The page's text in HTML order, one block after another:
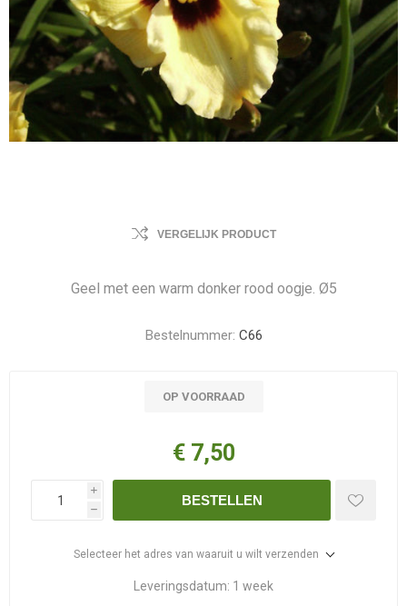
VERGELIJK PRODUCT
Geel met een warm donker rood oogje. Ø5
Bestelnummer: C66
OP VOORRAAD
€ 7,50
i
h
BESTELLEN
Selecteer het adres van waaruit u wilt verzenden
Leveringsdatum: 1 week